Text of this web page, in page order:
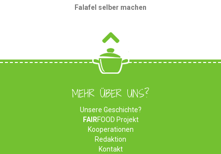
Falafel selber machen
MEHR ÜBER UNS?
Unsere Geschichte?
FAIRFOOD Projekt
Kooperationen
Redaktion
Kontakt